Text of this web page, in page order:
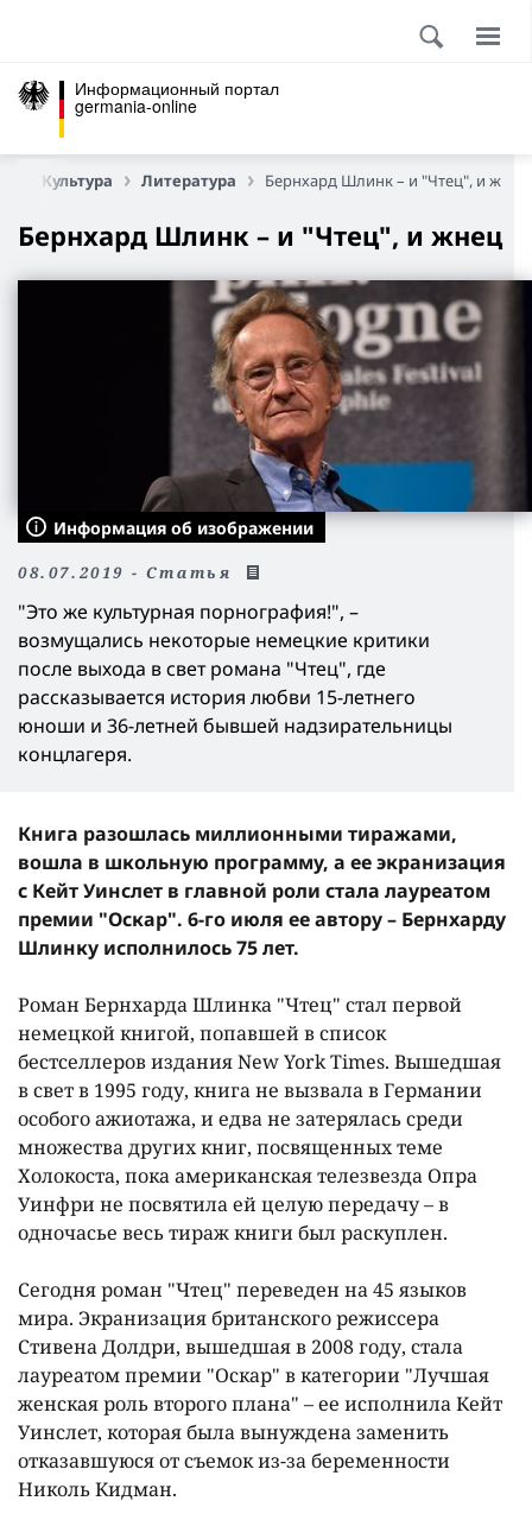
Информационный портал
germania-online
Культура Литература Бернхард Шлинк – и "Чтец", и жнец
Бернхард Шлинк – и "Чтец", и жнец
Информация об изображении
08.07.2019 - Статья
"Это же культурная порнография!", –
возмущались некоторые немецкие критики
после выхода в свет романа "Чтец", где
рассказывается история любви 15-летнего
юноши и 36-летней бывшей надзирательницы
концлагеря.
Книга разошлась миллионными тиражами,
вошла в школьную программу, а ее экранизация
с Кейт Уинслет в главной роли стала лауреатом
премии "Оскар". 6-го июля ее автору – Бернхарду
Шлинку исполнилось 75 лет.
Роман Бернхарда Шлинка "Чтец" стал первой
немецкой книгой, попавшей в список
бестселлеров издания New York Times. Вышедшая
в свет в 1995 году, книга не вызвала в Германии
особого ажиотажа, и едва не затерялась среди
множества других книг, посвященных теме
Холокоста, пока американская телезвезда Опра
Уинфри не посвятила ей целую передачу – в
одночасье весь тираж книги был раскуплен.
Сегодня роман "Чтец" переведен на 45 языков
мира. Экранизация британского режиссера
Стивена Долдри, вышедшая в 2008 году, стала
лауреатом премии "Оскар" в категории "Лучшая
женская роль второго плана" – ее исполнила Кейт
Уинслет, которая была вынуждена заменить
отказавшуюся от съемок из-за беременности
Николь Кидман.